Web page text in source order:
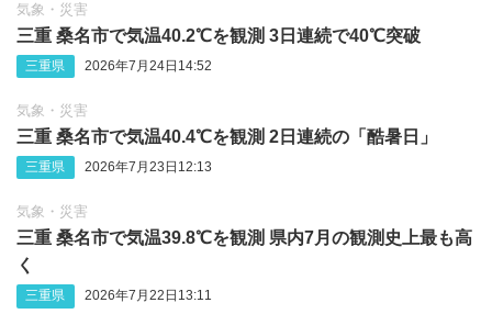
気象・災害
三重 桑名市で気温40.2℃を観測 3日連続で40℃突破
三重県 2026年7月24日14:52
気象・災害
三重 桑名市で気温40.4℃を観測 2日連続の「酷暑日」
三重県 2026年7月23日12:13
気象・災害
三重 桑名市で気温39.8℃を観測 県内7月の観測史上最も高
く
三重県 2026年7月22日13:11